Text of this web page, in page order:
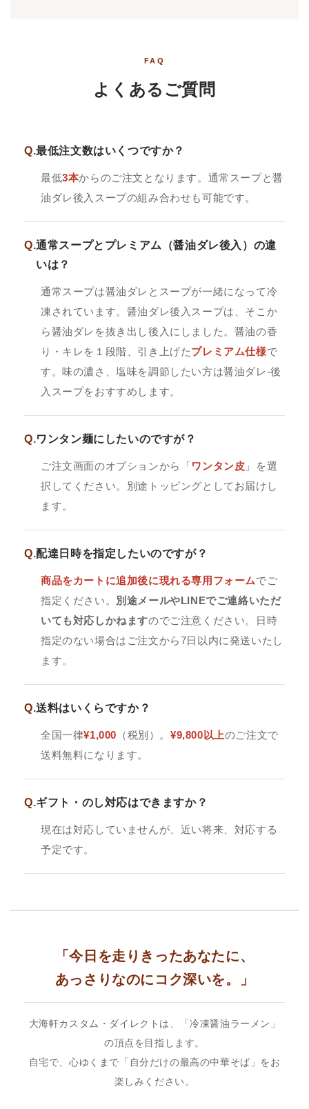
FAQ
よくあるご質問
Q.最低注文数はいくつですか？
最低3本からのご注文となります。通常スープと醤
油ダレ後入スープの組み合わせも可能です。
Q.通常スープとプレミアム（醤油ダレ後入）の違
いは？
通常スープは醤油ダレとスープが一緒になって冷
凍されています。醤油ダレ後入スープは、そこか
ら醤油ダレを抜き出し後入にしました。醤油の香
り・キレを１段階、引き上げたプレミアム仕様で
す。味の濃さ、塩味を調節したい方は醤油ダレ-後
入スープをおすすめします。
Q.ワンタン麺にしたいのですが？
ご注文画面のオプションから「ワンタン皮 」を選
択してください。別途トッピングとしてお届けし
ます。
Q.配達日時を指定したいのですが？
商品をカートに追加後に現れる専用フォームでご
指定ください。 別途メールやLINEでご連絡いただ
いても対応しかねますのでご注意ください。日時
指定のない場合はご注文から7日以内に発送いたし
ます。
Q.送料はいくらですか？
全国一律¥1,000 （税別）。¥9,800以上のご注文で
送料無料になります。
Q.ギフト・のし対応はできますか？
現在は対応していませんが、近い将来、対応する
予定です。
「今日を走りきったあなたに、
あっさりなのにコク深いを。」
大海軒カスタム・ダイレクトは、「冷凍醤油ラーメン」
の頂点を目指します。
自宅で、心ゆくまで「自分だけの最高の中華そば」をお
楽しみください。